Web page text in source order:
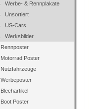
Werbe- & Rennplakate
Unsortiert
US-Cars
Werksbilder
Rennposter
Motorrad Poster
Nutzfahrzeuge
Werbeposter
Blechartikel
Boot Poster